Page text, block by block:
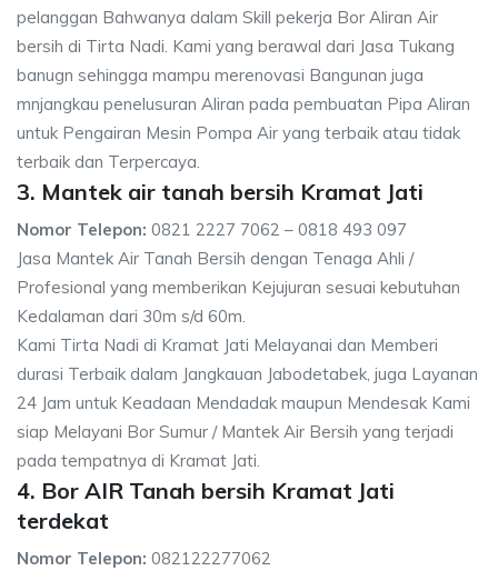
pelanggan Bahwanya dalam Skill pekerja Bor Aliran Air
bersih di Tirta Nadi. Kami yang berawal dari Jasa Tukang
banugn sehingga mampu merenovasi Bangunan juga
mnjangkau penelusuran Aliran pada pembuatan Pipa Aliran
untuk Pengairan Mesin Pompa Air yang terbaik atau tidak
terbaik dan Terpercaya.
3. Mantek air tanah bersih Kramat Jati
Nomor Telepon: 0821 2227 7062 – 0818 493 097
Jasa Mantek Air Tanah Bersih dengan Tenaga Ahli /
Profesional yang memberikan Kejujuran sesuai kebutuhan
Kedalaman dari 30m s/d 60m.
Kami Tirta Nadi di Kramat Jati Melayanai dan Memberi
durasi Terbaik dalam Jangkauan Jabodetabek, juga Layanan
24 Jam untuk Keadaan Mendadak maupun Mendesak Kami
siap Melayani Bor Sumur / Mantek Air Bersih yang terjadi
pada tempatnya di Kramat Jati.
4. Bor AIR Tanah bersih Kramat Jati
terdekat
Nomor Telepon: 082122277062